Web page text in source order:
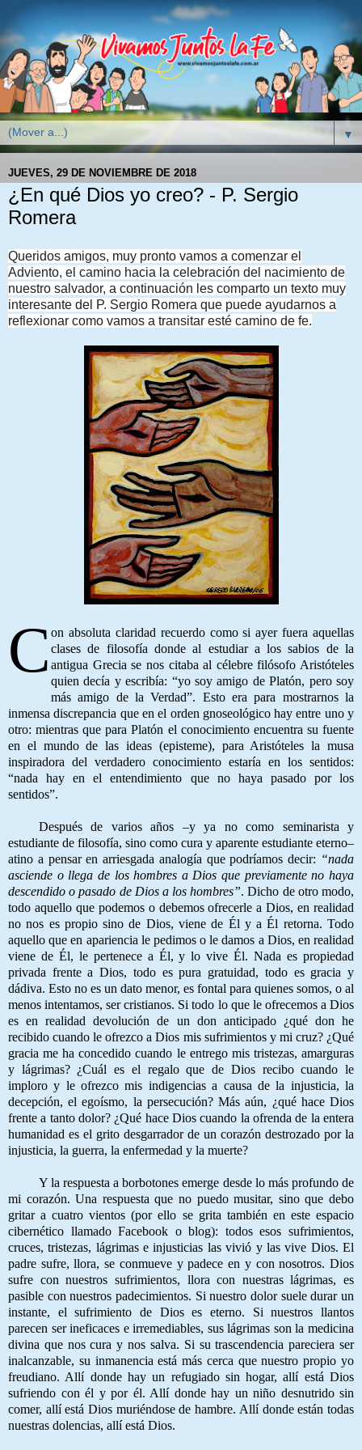
▼
JUEVES, 29 DE NOVIEMBRE DE 2018
¿En qué Dios yo creo? - P. Sergio
Romera
Queridos amigos, muy pronto vamos a comenzar el
Adviento, el camino hacia la celebración del nacimiento de
nuestro salvador, a continuación les comparto un texto muy
interesante del P. Sergio Romera que puede ayudarnos a
reflexionar como vamos a transitar esté camino de fe.
C on absoluta claridad recuerdo como si ayer fuera aquellas
clases de filosofía donde al estudiar a los sabios de la
antigua Grecia se nos citaba al célebre filósofo Aristóteles
quien decía y escribía: “yo soy amigo de Platón, pero soy
más amigo de la Verdad”. Esto era para mostrarnos la
inmensa discrepancia que en el orden gnoseológico hay entre uno y
otro: mientras que para Platón el conocimiento encuentra su fuente
en el mundo de las ideas (episteme), para Aristóteles la musa
inspiradora del verdadero conocimiento estaría en los sentidos:
“nada hay en el entendimiento que no haya pasado por los
sentidos”.
Después de varios años –y ya no como seminarista y
estudiante de filosofía, sino como cura y aparente estudiante eterno–
atino a pensar en arriesgada analogía que podríamos decir: “nada
asciende o llega de los hombres a Dios que previamente no haya
descendido o pasado de Dios a los hombres”. Dicho de otro modo,
todo aquello que podemos o debemos ofrecerle a Dios, en realidad
no nos es propio sino de Dios, viene de Él y a Él retorna. Todo
aquello que en apariencia le pedimos o le damos a Dios, en realidad
viene de Él, le pertenece a Él, y lo vive Él. Nada es propiedad
privada frente a Dios, todo es pura gratuidad, todo es gracia y
dádiva. Esto no es un dato menor, es fontal para quienes somos, o al
menos intentamos, ser cristianos. Si todo lo que le ofrecemos a Dios
es en realidad devolución de un don anticipado ¿qué don he
recibido cuando le ofrezco a Dios mis sufrimientos y mi cruz? ¿Qué
gracia me ha concedido cuando le entrego mis tristezas, amarguras
y lágrimas? ¿Cuál es el regalo que de Dios recibo cuando le
imploro y le ofrezco mis indigencias a causa de la injusticia, la
decepción, el egoísmo, la persecución? Más aún, ¿qué hace Dios
frente a tanto dolor? ¿Qué hace Dios cuando la ofrenda de la entera
humanidad es el grito desgarrador de un corazón destrozado por la
injusticia, la guerra, la enfermedad y la muerte?
Y la respuesta a borbotones emerge desde lo más profundo de
mi corazón. Una respuesta que no puedo musitar, sino que debo
gritar a cuatro vientos (por ello se grita también en este espacio
cibernético llamado Facebook o blog): todos esos sufrimientos,
cruces, tristezas, lágrimas e injusticias las vivió y las vive Dios. El
padre sufre, llora, se conmueve y padece en y con nosotros. Dios
sufre con nuestros sufrimientos, llora con nuestras lágrimas, es
pasible con nuestros padecimientos. Si nuestro dolor suele durar un
instante, el sufrimiento de Dios es eterno. Si nuestros llantos
parecen ser ineficaces e irremediables, sus lágrimas son la medicina
divina que nos cura y nos salva. Si su trascendencia pareciera ser
inalcanzable, su inmanencia está más cerca que nuestro propio yo
freudiano. Allí donde hay un refugiado sin hogar, allí está Dios
sufriendo con él y por él. Allí donde hay un niño desnutrido sin
comer, allí está Dios muriéndose de hambre. Allí donde están todas
nuestras dolencias, allí está Dios.